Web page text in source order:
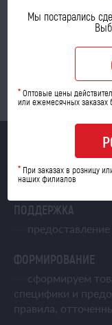
—Ваше желание
ПОДДЕРЖКА
ФОРМИРОВАНИЕ
сформируем
специфики и
правила,
Мы постарались
*Оптовые цены
или ежемесячных заказах
* При заказах в розницу
наших филиалов